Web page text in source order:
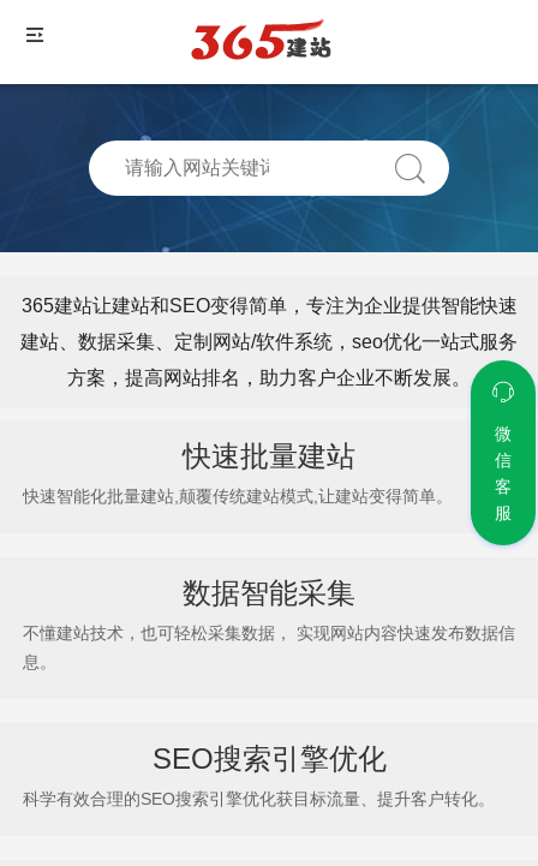
365建站让建站和SEO变得简单，专注为企业提供智能快速
建站、数据采集、定制网站/软件系统，seo优化一站式服务
方案，提高网站排名，助力客户企业不断发展。
快速批量建站
快速智能化批量建站,颠覆传统建站模式,让建站变得简单。
数据智能采集
不懂建站技术，也可轻松采集数据， 实现网站内容快速发布数据信
息。
SEO搜索引擎优化
科学有效合理的SEO搜索引擎优化获目标流量、提升客户转化。
微
信
客
服